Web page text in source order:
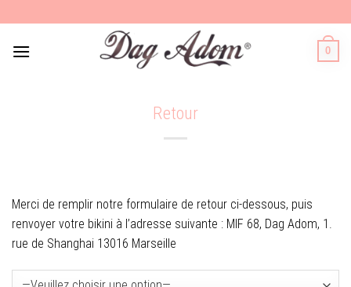
to
content
0
Retour
Merci de remplir notre formulaire de retour ci-dessous, puis
renvoyer votre bikini à l’adresse suivante : MIF 68, Dag Adom, 1.
rue de Shanghai 13016 Marseille